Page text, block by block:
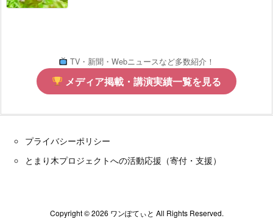
TV・新聞・Webニュースなど多数紹介！
メディア掲載・講演実績一覧を見る
プライバシーポリシー
とまり木プロジェクトへの活動応援（寄付・支援）
Copyright ©2026 ワンぽてぃと All Rights Reserved.